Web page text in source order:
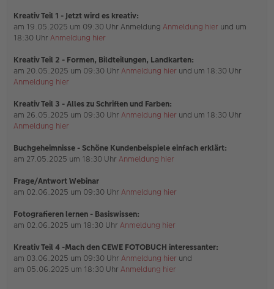
Kreativ Teil 1 - Jetzt wird es kreativ:
am 19.05.2025 um 09:30 Uhr Anmeldung Anmeldung hier und um
18:30 Uhr Anmeldung hier
Kreativ Teil 2 - Formen, Bildteilungen, Landkarten:
am 20.05.2025 um 09:30 Uhr Anmeldung hier und um 18:30 Uhr
Anmeldung hier
Kreativ Teil 3 - Alles zu Schriften und Farben:
am 26.05.2025 um 09:30 Uhr Anmeldung hier und um 18:30 Uhr
Anmeldung hier
Buchgeheimnisse - Schöne Kundenbeispiele einfach erklärt:
am 27.05.2025 um 18:30 Uhr Anmeldung hier
Frage/Antwort Webinar
am 02.06.2025 um 09:30 Uhr Anmeldung hier
Fotografieren lernen - Basiswissen:
am 02.06.2025 um 18:30 Uhr Anmeldung hier
Kreativ Teil 4 -Mach den CEWE FOTOBUCH interessanter:
am 03.06.2025 um 09:30 Uhr Anmeldung hier und
am 05.06.2025 um 18:30 Uhr Anmeldung hier